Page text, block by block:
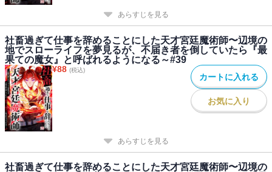
あらすじを見る
社畜過ぎて仕事を辞めることにした天才宮廷魔術師〜辺境の
地でスローライフを夢見るが、不届き者を倒していたら『最
果ての魔女』と呼ばれるようになる～#39
¥88 (税込)
カートに入れる
お気に入り
あらすじを見る
社畜過ぎて仕事を辞めることにした天才宮廷魔術師〜辺境の